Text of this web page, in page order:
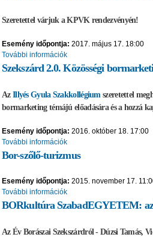
Szeretettel várjuk a KPVK rendezvényén!
Esemény időpontja: 2017. május 17. 18:00
További információk
Szekszárd 2.0. Közösségi
Az Illyés Gyula Szakkollégium szeretettel
bormarketing témájú előadására és a hozzá
Esemény időpontja: 2016. október 18. 17:00
További információk
Bor-szőlő-turizmus
Esemény időpontja: 2015. november 17.
További információk
BORkultúra SzabadEGYETEM:
Az Év Borászai Szekszárdról - Dúzsi Tamás,